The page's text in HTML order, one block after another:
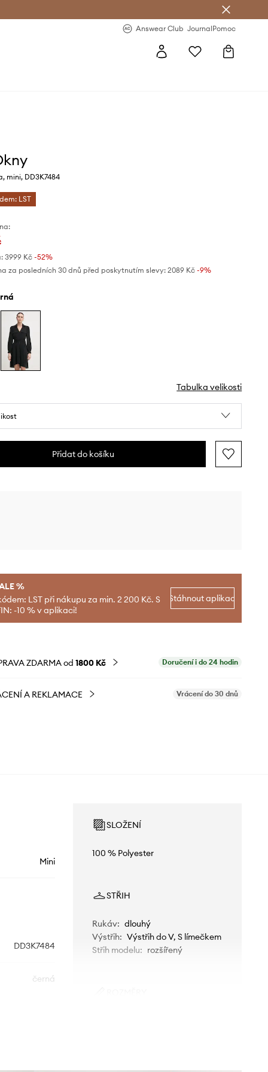
Answear Club JournalPomoc
mini, DD3K7484
LST
3999 Kč-52%
za posledních 30 dnů před poskytnutím slevy: 2089 Kč -9%
Tabulka velikosti
Přidat do košíku
%
LST při nákupu za min. 2 200 Kč. S
-10 % v aplikaci!
Stáhnout aplikaci
ZDARMA od 1800 Kč Doručení i do 24 hodin
A REKLAMACE Vrácení do 30 dnů
Mini
DD3K7484
černá
SLOŽENÍ
100 % Polyester
STŘIH
Rukáv: dlouhý
Výstřih: Výstřih do V, S límečkem
Střih modelu: rozšířený